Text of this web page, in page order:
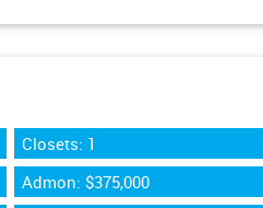
Closets: 1
Admon: $375,000